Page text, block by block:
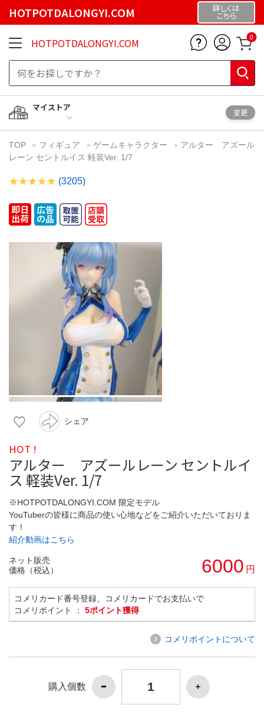
HOTPOTDALONGYI.COM 詳しくは
こちら
HOTPOTDALONGYI.COM 0
マイストア
変更
TOP フィギュア ゲームキャラクター
アルター アズール
レーン セントルイス 軽装Ver. 1/7
(3205)
シェア
HOT !
アルター アズールレーン セントルイ
ス 軽装Ver. 1/7
※HOTPOTDALONGYI.COM 限定モデル
YouTuberの皆様に商品の使い心地などをご紹介いただいておりま
す！
紹介動画はこちら
ネット販売
価格（税込）
6000 円
コメリカード番号登録、コメリカードでお支払いで
コメリポイント ： 5ポイント獲得
コメリポイントについて
購入個数